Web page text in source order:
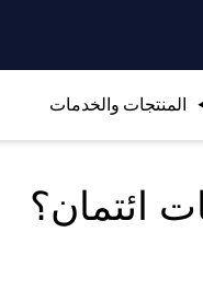
المنتجات والخدمات
ائتمان؟